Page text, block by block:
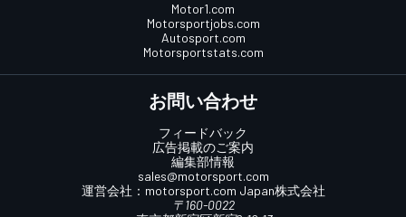
Motor1.com
Motorsportjobs.com
Autosport.com
Motorsportstats.com
お問い合わせ
フィードバック
広告掲載のご案内
編集部情報
sales@motorsport.com
運営会社： motorsport.com Japan株式会社
〒160-0022